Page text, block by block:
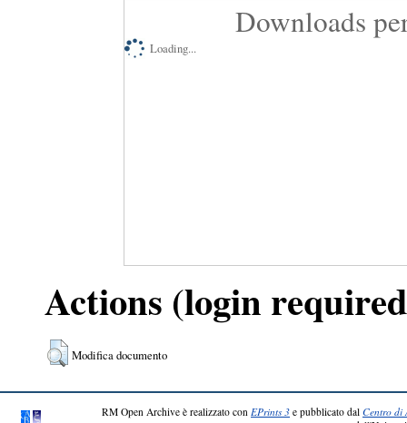
Downloads
Loading...
Actions (login
Modifica documento
RM Open Archive è realizzato con EPrints 3 e pubblicato dal Centro di